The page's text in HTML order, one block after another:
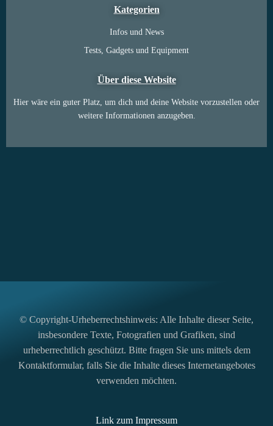
Kategorien
Infos und News
Tests, Gadgets und Equipment
Über diese Website
Hier wäre ein guter Platz, um dich und deine Website vorzustellen oder
weitere Informationen anzugeben.
© Copyright-Urheberrechtshinweis: Alle Inhalte dieser Seite,
insbesondere Texte, Fotografien und Grafiken, sind
urheberrechtlich geschützt. Bitte fragen Sie uns mittels dem
Kontaktformular, falls Sie die Inhalte dieses Internetangebotes
verwenden möchten.
Link zum Impressum